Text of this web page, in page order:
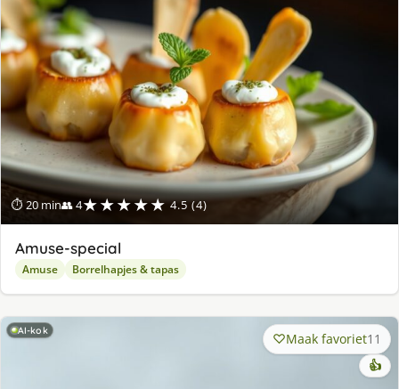
⏱ 20 min👥 4★★★★★ 4.5 (4)
Amuse-special
Amuse Borrelhapjes & tapas
AI-kok Maak favoriet11
👍